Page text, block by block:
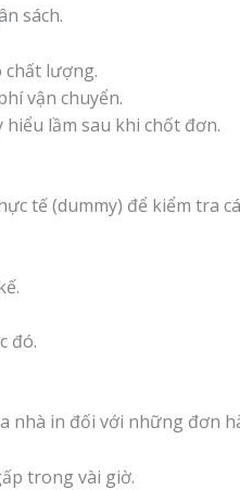
sách.
chất lượng.
vận chuyển.
lầm sau khi chốt đơn.
tế (dummy) để kiểm tra
đó.
nhà in đối với những đơn
trong vài giờ.